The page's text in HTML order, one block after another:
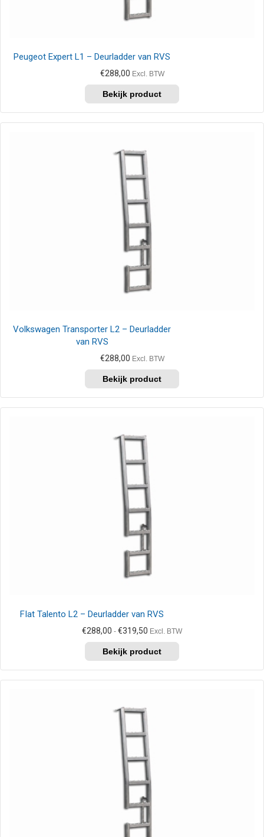
Peugeot Expert L1 – Deurladder van RVS
€288,00 Excl. BTW
Volkswagen Transporter L2 – Deurladder
van RVS
€288,00 Excl. BTW
product
heeft
meerdere
optie
kan
gekozen
worden
op
productpagina
FIat Talento L2 – Deurladder van RVS
€288,00 - €319,50 Prijsklasse:
tot
€319,50
Excl. BTW
product
heeft
meerdere
optie
kan
gekozen
worden
op
productpagina